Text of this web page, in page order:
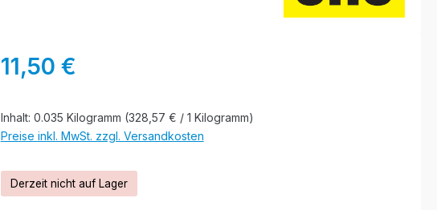
Regulärer Preis:
11,50 €
Inhalt: 0.035 Kilogramm (328,57 € / 1 Kilogramm)
Preise inkl. MwSt. zzgl. Versandkosten
Derzeit nicht auf Lager